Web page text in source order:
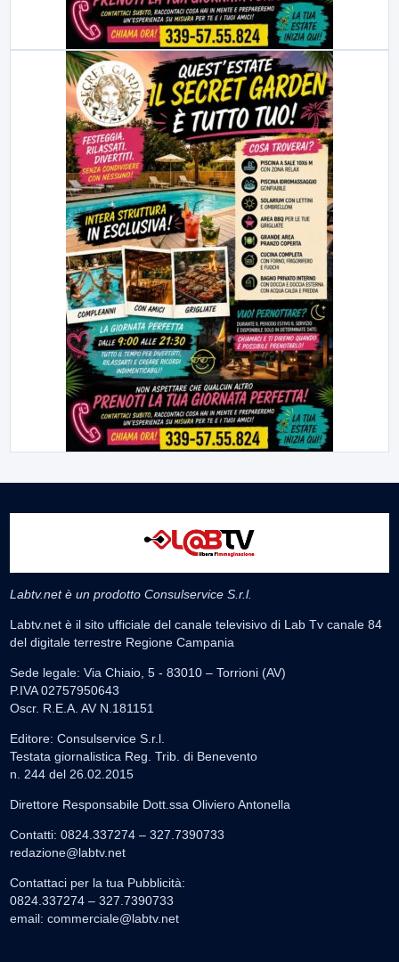
Labtv.net è un prodotto Consulservice S.r.l.
Labtv.net è il sito ufficiale del canale televisivo di Lab Tv canale 84
del digitale terrestre Regione Campania
Sede legale: Via Chiaio, 5 - 83010 – Torrioni (AV)
P.IVA 02757950643
Oscr. R.E.A. AV N.181151
Editore: Consulservice S.r.l.
Testata giornalistica Reg. Trib. di Benevento
n. 244 del 26.02.2015
Direttore Responsabile Dott.ssa Oliviero Antonella
Contatti: 0824.337274 – 327.7390733
redazione@labtv.net
Contattaci per la tua Pubblicità:
0824.337274 – 327.7390733
email: commerciale@labtv.net